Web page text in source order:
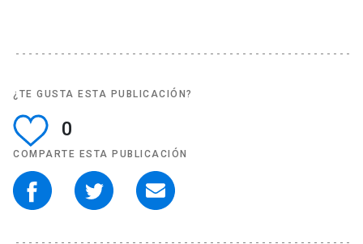
¿TE GUSTA ESTA PUBLICACIÓN?
0
COMPARTE ESTA PUBLICACIÓN